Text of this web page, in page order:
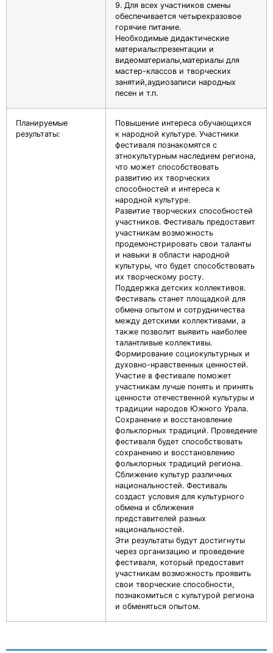
9. Для всех участников смены
обеспечивается четырехразовое
горячие питание.
Необходимые дидактические
материалы:презентации и
видеоматериалы,материалы для
мастер-классов и творческих
занятий,аудиозаписи народных
песен и т.п.
Планируемые
результаты:
Повышение интереса обучающихся
к народной культуре. Участники
фестиваля познакомятся с
этнокультурным наследием региона,
что может способствовать
развитию их творческих
способностей и интереса к
народной культуре.
Развитие творческих способностей
участников. Фестиваль предоставит
участникам возможность
продемонстрировать свои таланты
и навыки в области народной
культуры, что будет способствовать
их творческому росту.
Поддержка детских коллективов.
Фестиваль станет площадкой для
обмена опытом и сотрудничества
между детскими коллективами, а
также позволит выявить наиболее
талантливые коллективы.
Формирование социокультурных и
духовно-нравственных ценностей.
Участие в фестивале поможет
участникам лучше понять и принять
ценности отечественной культуры и
традиции народов Южного Урала.
Сохранение и восстановление
фольклорных традиций. Проведение
фестиваля будет способствовать
сохранению и восстановлению
фольклорных традиций региона.
Сближение культур различных
национальностей. Фестиваль
создаст условия для культурного
обмена и сближения
представителей разных
национальностей.
Эти результаты будут достигнуты
через организацию и проведение
фестиваля, который предоставит
участникам возможность проявить
свои творческие способности,
познакомиться с культурой региона
и обменяться опытом.